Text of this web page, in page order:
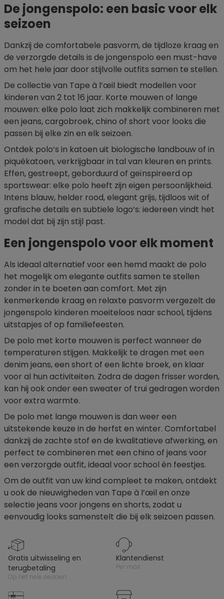
De jongenspolo: een basic voor elk
seizoen
Dankzij de comfortabele pasvorm, de tijdloze kraag en
de verzorgde details is de jongenspolo een must-have
om het hele jaar door stijlvolle outfits samen te stellen.
De collectie van Tape à l’œil biedt modellen voor
kinderen van 2 tot 16 jaar. Korte mouwen of lange
mouwen: elke polo laat zich makkelijk combineren met
een jeans, cargobroek, chino of short voor looks die
passen bij elke zin en elk seizoen.
Ontdek polo’s in katoen uit biologische landbouw of in
piquékatoen, verkrijgbaar in tal van kleuren en prints.
Effen, gestreept, geborduurd of geïnspireerd op
sportswear: elke polo heeft zijn eigen persoonlijkheid.
Intens blauw, helder rood, elegant grijs, tijdloos wit of
grafische details en subtiele logo’s: iedereen vindt het
model dat bij zijn stijl past.
Een jongenspolo voor elk moment
Als ideaal alternatief voor een hemd maakt de polo
het mogelijk om elegante outfits samen te stellen
zonder in te boeten aan comfort. Met zijn
kenmerkende kraag en relaxte pasvorm vergezelt de
jongenspolo kinderen moeiteloos naar school, tijdens
uitstapjes of op familiefeesten.
De polo met korte mouwen is perfect wanneer de
temperaturen stijgen. Makkelijk te dragen met een
denim jeans, een short of een lichte broek, en klaar
voor al hun activiteiten. Zodra de dagen frisser worden,
kan hij ook onder een sweater of trui gedragen worden
voor extra warmte.
De polo met lange mouwen is dan weer een
uitstekende keuze in de herfst en winter. Comfortabel
dankzij de zachte stof en de kwalitatieve afwerking, en
perfect te combineren met een chino of jeans voor
een verzorgde outfit, ideaal voor school én feestjes.
Om de outfit van uw kind compleet te maken, ontdekt
u ook de nieuwigheden van Tape à l’œil en onze
selectie jeans voor jongens en shorts, zodat u
eenvoudig looks samenstelt die bij elk seizoen passen.
gratis uitwisseling en
terugbetaling
op het hele seizoen
klantendienst
per mail